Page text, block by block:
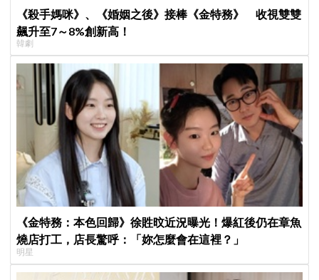
《殺手媽咪》、《婚姻之後》接棒《金特務》 收視雙雙
飆升至7～8%創新高！
韓劇
《金特務：本色回歸》徐貹旼近況曝光！爆紅後仍在章魚
燒店打工，店長驚呼：「妳怎麼會在這裡？」
明星